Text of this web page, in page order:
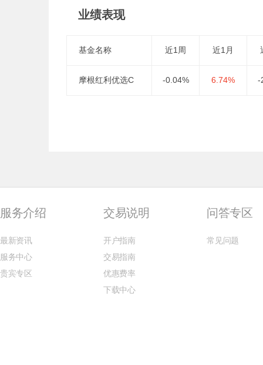
业绩表现
基金名称 近1周 近1月
摩根红利优选C -0.04% 6.74% -
服务介绍
最新资讯
服务中心
贵宾专区
交易说明
开户指南
交易指南
优惠费率
下载中心
问答专区
常见问题